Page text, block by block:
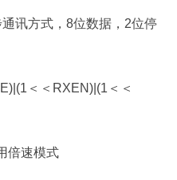
讯方式，8位数据，2位停
＜＜RXEN)|(1＜＜
速模式